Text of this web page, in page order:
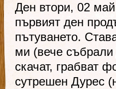
Ден втори, 02
първият ден
пътуването.
ми (вече събрали
скачат, грабват
сутрешен Дурес